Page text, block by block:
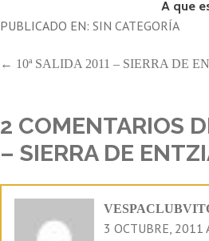
A que
PUBLICADO EN:SIN CATEGORÍA
NAVEGACIÓN
ENTRADAS
← 10ª SALIDA 2011 – SIERRA DE
2 COMENTARIOS
– SIERRA DE
3 OCTUBRE, 2011